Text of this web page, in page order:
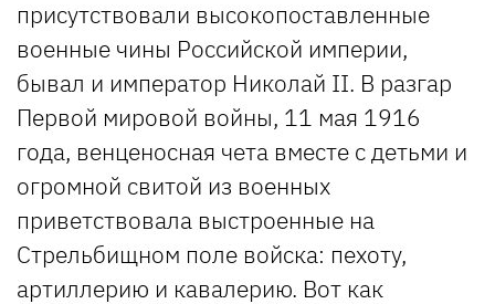
присутствовали высокопоставленные
военные чины Российской империи,
бывал и император Николай II. В разгар
Первой мировой войны, 11 мая 1916
года, венценосная чета вместе с детьми и
огромной свитой из военных
приветствовала выстроенные на
Стрельбищном поле войска: пехоту,
артиллерию и кавалерию. Вот как